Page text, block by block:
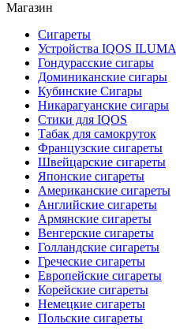
Магазин
Сигареты
Устройства IQOS ILUMA
Гондурасские сигары
Доминиканские сигары
Кубинские Сигары
Никарагуанские сигары
Стики для IQOS
Табак для самокруток
Французские сигареты
Швейцарские сигареты
Японские сигареты
Американские сигареты
Английские сигареты
Армянские сигареты
Венгерские сигареты
Голландские сигареты
Греческие сигареты
Европейские сигареты
Корейские сигареты
Немецкие сигареты
Польские сигареты